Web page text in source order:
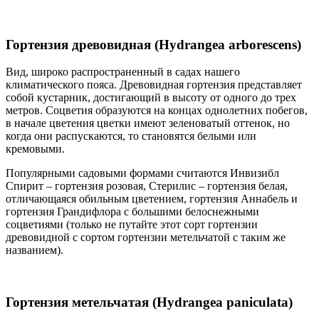
Гортензия древовидная (Hydrangea arborescens)
Вид, широко распространенный в садах нашего
климатического пояса. Древовидная гортензия представляет
собой кустарник, достигающий в высоту от одного до трех
метров. Соцветия образуются на концах однолетних побегов,
в начале цветения цветки имеют зеленоватый оттенок, но
когда они распускаются, то становятся белыми или
кремовыми.
Популярными садовыми формами считаются Инвизибл
Спирит – гортензия розовая, Стерилис – гортензия белая,
отличающаяся обильным цветением, гортензия Аннабель и
гортензия Грандифлора с большими белоснежными
соцветиями (только не путайте этот сорт гортензии
древовидной с сортом гортензии метельчатой с таким же
названием).
Гортензия метельчатая (Hydrangea paniculata)